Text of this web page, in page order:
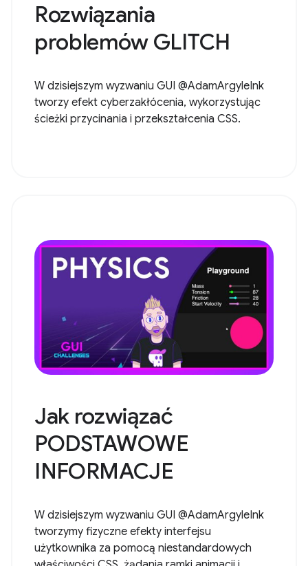
Rozwiązania
problemów GLITCH
W dzisiejszym wyzwaniu GUI @AdamArgyleInk
tworzy efekt cyberzakłócenia, wykorzystując
ścieżki przycinania i przekształcenia CSS.
Jak rozwiązać
PODSTAWOWE
INFORMACJE
W dzisiejszym wyzwaniu GUI @AdamArgyleInk
tworzymy fizyczne efekty interfejsu
użytkownika za pomocą niestandardowych